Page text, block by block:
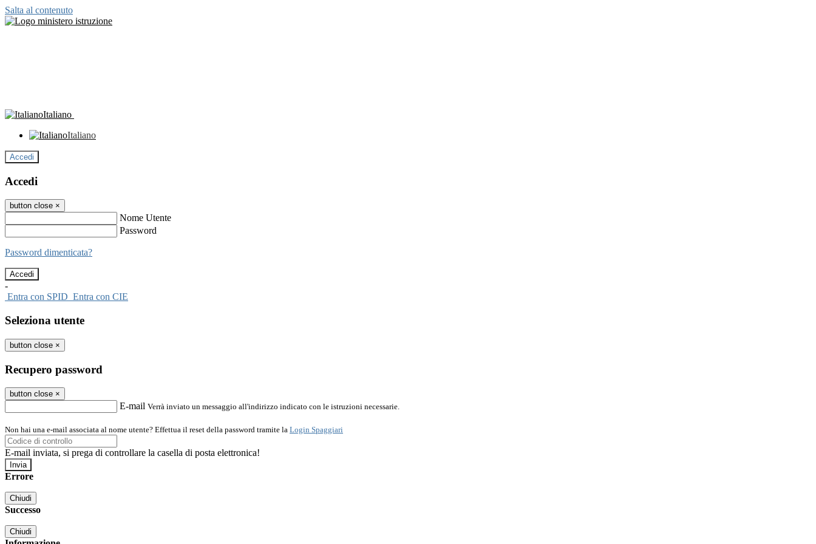
Salta al contenuto
Italiano
Italiano
Accedi
Accedi
button close ×
Nome Utente
Password
Password dimenticata?
-
Entra con SPID Entra con CIE
Seleziona utente
button close ×
Recupero password
button close ×
E-mail Verrà inviato un messaggio all'indirizzo indicato con le istruzioni necessarie.
Non hai una e-mail associata al nome utente? Effettua il reset della password tramite la Login Spaggiari
E-mail inviata, si prega di controllare la casella di posta elettronica!
Errore
Chiudi
Successo
Chiudi